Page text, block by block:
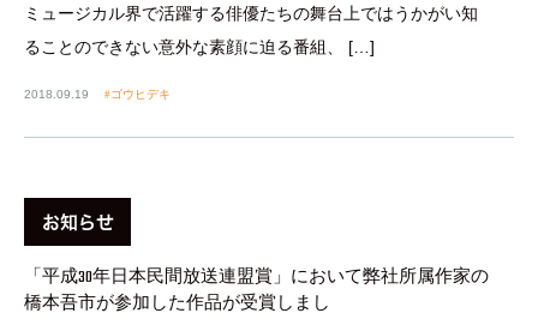
ミュージカル界で活躍する俳優たちの舞台上ではうかがい知
ることのできない意外な素顔に迫る番組、 […]
2018.09.19 ゴウヒデキ
お知らせ
「平成30年日本民間放送連盟賞」において弊社所属作家の
橋本吾市が参加した作品が受賞しまし